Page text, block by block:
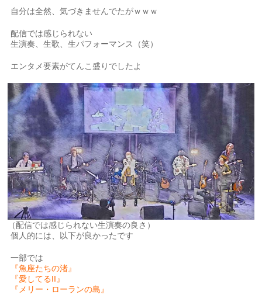
自分は全然、気づきませんでたがｗｗｗ
配信では感じられない
生演奏、生歌、生パフォーマンス（笑）
エンタメ要素がてんこ盛りでしたよ
（配信では感じられない生演奏の良さ）
個人的には、以下が良かったです
一部では
『魚座たちの渚』
『愛してるII』
『メリー・ローランの島』